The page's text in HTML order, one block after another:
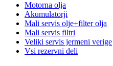
Avtodeli123.si
Prodaja rezervnih avtodelov
Motorna olja
Akumulatorji
Mali servis olje+filter olja
Mali servis filtri
Veliki servis jermeni verige
Vsi rezervni deli